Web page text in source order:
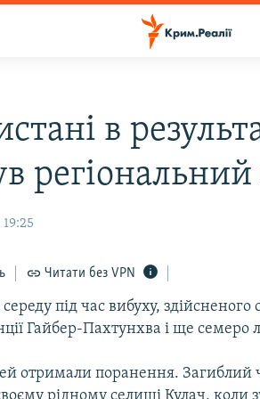
в
регіональний
Читати без VPN
під час вибуху,
Гайбер-Пахтунхва і ще семеро
отримали поранення. Загиблий